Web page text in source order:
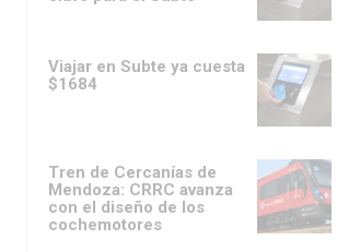
Viajar en Subte ya cuesta
$1684
Tren de Cercanías de
Mendoza: CRRC avanza
con el diseño de los
cochemotores